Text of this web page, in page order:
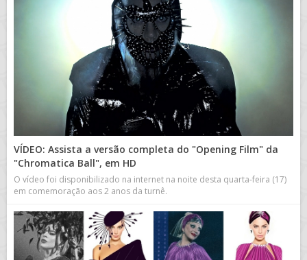
VÍDEO: Assista a versão completa do "Opening Film" da
"Chromatica Ball", em HD
O vídeo foi disponibilizado na internet na noite desta quarta-feira (17)
em comemoração aos 2 anos da turnê.